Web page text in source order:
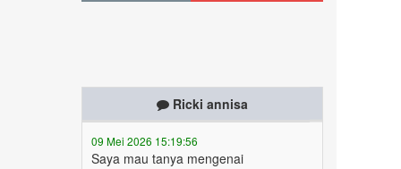
09 Mei 2026 15:19:56
Saya mau tanya mengenai
ini...selengkapnya